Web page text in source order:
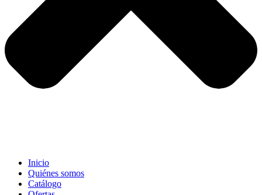
Inicio
Quiénes somos
Catálogo